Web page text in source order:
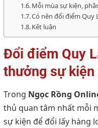
Mỗi mùa sự kiện,
Có nên đổi điểm Quy
Kết luận
Đổi điểm Quy
thưởng sự
Trong Ngọc Rồng
thủ quan tâm nhất mỗi
sự kiện để đổi lấy hàng